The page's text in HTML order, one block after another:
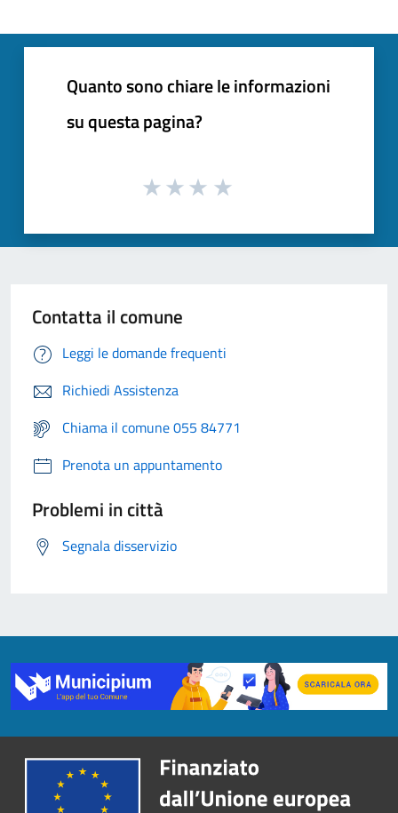
Quanto sono chiare le informazioni
su questa pagina?
Contatta il comune
Leggi le domande frequenti
Richiedi Assistenza
Chiama il comune 055 84771
Prenota un appuntamento
Problemi in città
Segnala disservizio